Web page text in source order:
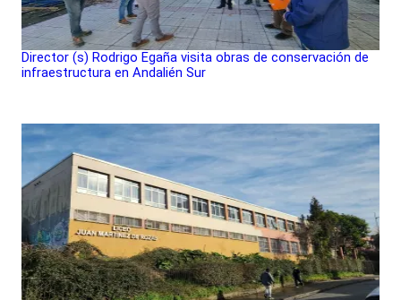
Director (s) Rodrigo Egaña visita obras de conservación de
infraestructura en Andalién Sur